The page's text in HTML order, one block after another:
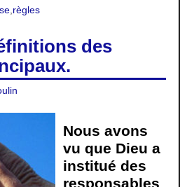
, règles
des
Nous avons
vu que Dieu a
institué des
responsables